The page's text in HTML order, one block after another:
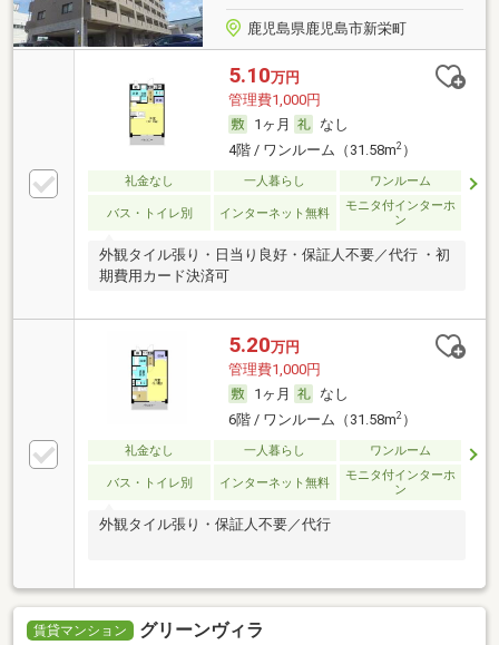
鹿児島県鹿児島市新栄町
5.10万円
管理費1,000円
1ヶ月
なし
4階 / ワンルーム（31.58m2）
礼金なし 一人暮らし ワンルーム
バス・トイレ別 インターネット無料
モニタ付インターホ
ン
外観タイル張り・日当り良好・保証人不要／代行 ・初
期費用カード決済可
5.20万円
管理費1,000円
1ヶ月
なし
6階 / ワンルーム（31.58m2）
礼金なし 一人暮らし ワンルーム
バス・トイレ別 インターネット無料
モニタ付インターホ
ン
外観タイル張り・保証人不要／代行
賃貸マンション グリーンヴィラ